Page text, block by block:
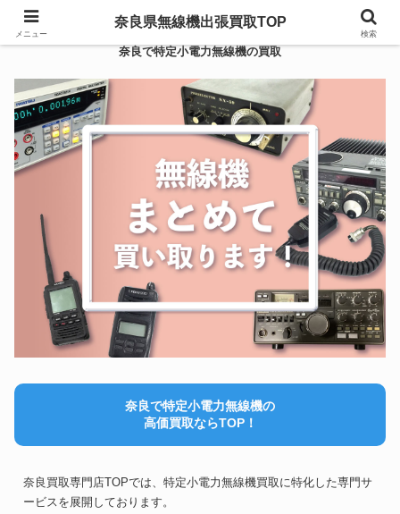
奈良で特定小電力無線機の買取
奈良で特定小電力無線機の
高価買取ならTOP！
奈良買取専門店TOPでは、特定小電力無線機買取に特化した専門サ
ービスを展開しております。
メニュー
奈良県無線機出張買取TOP
検索